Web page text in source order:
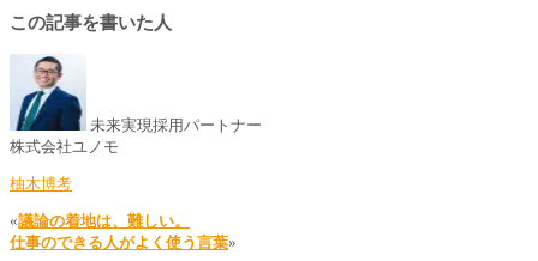
この記事を書いた人
未来実現採用パートナー
株式会社ユノモ
柚木博考
«議論の着地は、難しい。
仕事のできる人がよく使う言葉»